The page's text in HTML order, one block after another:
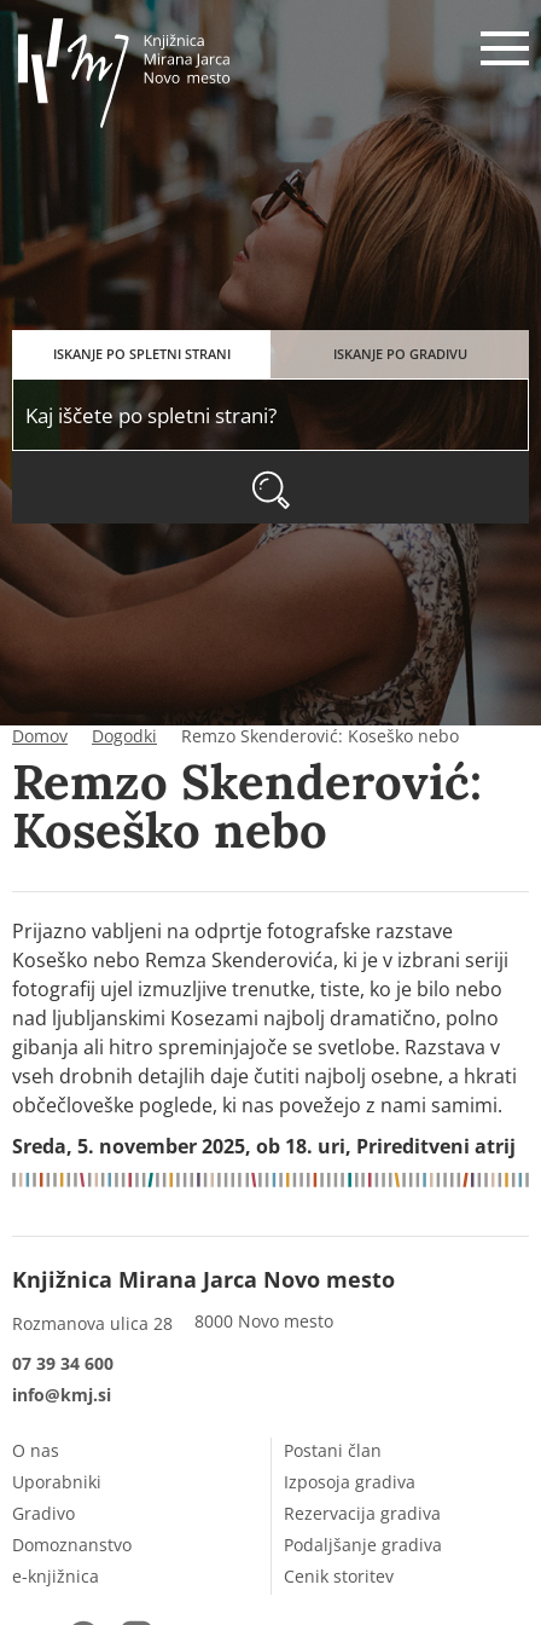
Knjižnica Mirana Jarca Novo
ISKANJE PO SPLETNI STRANI ISKANJE PO GRADIVU
ISKANJE
Domov Dogodki Remzo Skenderović: Koseško nebo
Remzo Skenderović:
Koseško nebo
Prijazno vabljeni na odprtje fotografske razstave
Koseško nebo Remza Skenderovića, ki je v izbrani seriji
fotografij ujel izmuzljive trenutke, tiste, ko je bilo nebo
nad ljubljanskimi Kosezami najbolj dramatično, polno
gibanja ali hitro spreminjajoče se svetlobe. Razstava v
vseh drobnih detajlih daje čutiti najbolj osebne, a hkrati
občečloveške poglede, ki nas povežejo z nami samimi.
Sreda, 5. november 2025, ob 18. uri, Prireditveni atrij
Knjižnica Mirana Jarca Novo mesto
Rozmanova ulica 28
8000 Novo mesto
07 39 34 600
info@kmj.si
O nas
Uporabniki
Gradivo
Domoznanstvo
e-knjižnica
Postani član
Izposoja gradiva
Rezervacija gradiva
Podaljšanje gradiva
Cenik storitev